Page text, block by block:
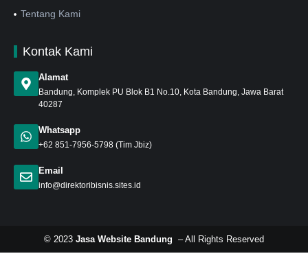
Tentang Kami
Kontak Kami
Alamat
Bandung, Komplek PU Blok B1 No.10, Kota Bandung, Jawa Barat
40287
Whatsapp
+62 851-7956-5798 (Tim Jbiz)
Email
info@direktoribisnis.sites.id
© 2023 Jasa Website Bandung – All Rights Reserved